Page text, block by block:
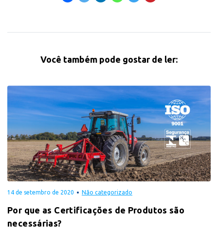
Você também pode gostar de ler:
14 de setembro de 2020 Não categorizado
Por que as Certificações de Produtos são
necessárias?